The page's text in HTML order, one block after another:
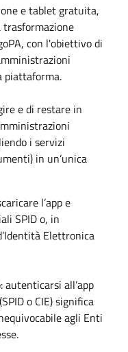
e tablet gratuita,
con l'obiettivo di
piattaforma.
e di restare in
i servizi
in un’unica
l’app e
SPID o, in
Elettronica
autenticarsi all’app
o CIE) significa
agli Enti